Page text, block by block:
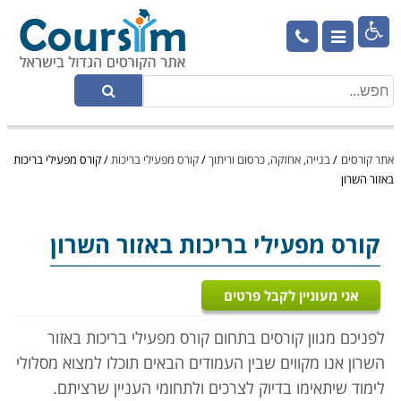

אתר קורסים /בנייה, אחזקה, כרסום וריתוך/קורס מפעילי בריכות/קורס מפעילי בריכות
באזור השרון
קורס מפעילי בריכותבאזור השרון
אני מעוניין לקבל פרטים
לפניכם מגוון קורסים בתחום קורס מפעילי בריכות באזור
השרון אנו מקווים שבין העמודים הבאים תוכלו למצוא מסלולי
לימוד שיתאימו בדיוק לצרכים ולתחומי העניין שרציתם.